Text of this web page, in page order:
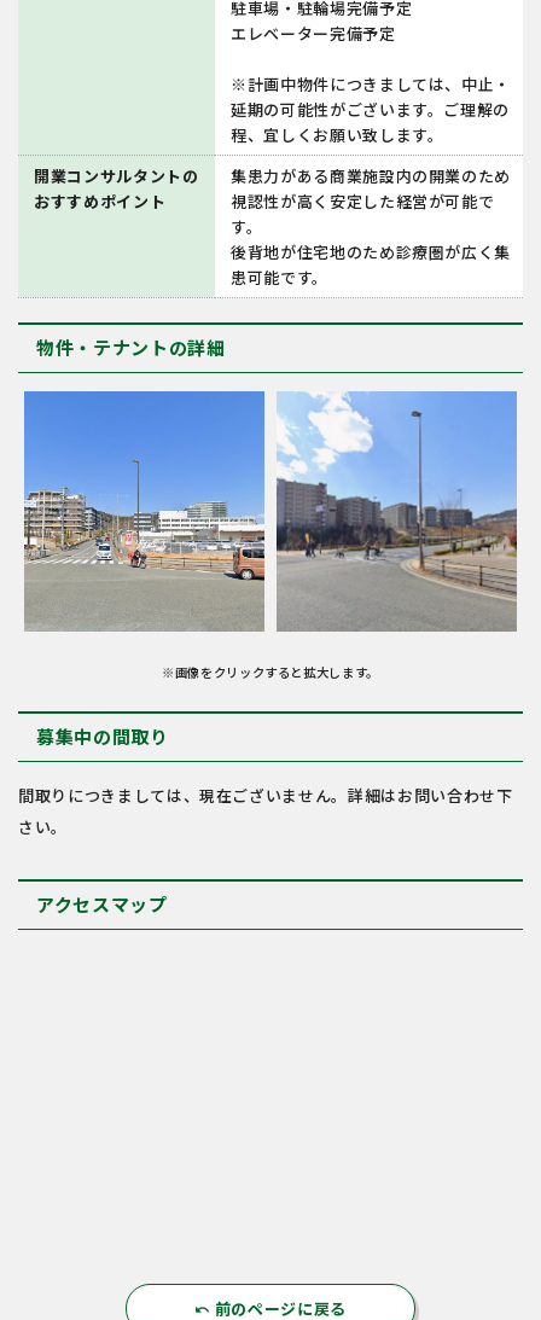
駐車場・駐輪場完備予定
エレベーター完備予定
※計画中物件につきましては、中止・
延期の可能性がございます。ご理解の
程、宜しくお願い致します。
開業コンサルタントの
おすすめポイント
集患力がある商業施設内の開業のため
視認性が高く安定した経営が可能で
す。
後背地が住宅地のため診療圏が広く集
患可能です。
物件・テナントの詳細
※画像をクリックすると拡大します。
募集中の間取り
間取りにつきましては、現在ございません。詳細はお問い合わせ下
さい。
アクセスマップ
undo 前のページに戻る